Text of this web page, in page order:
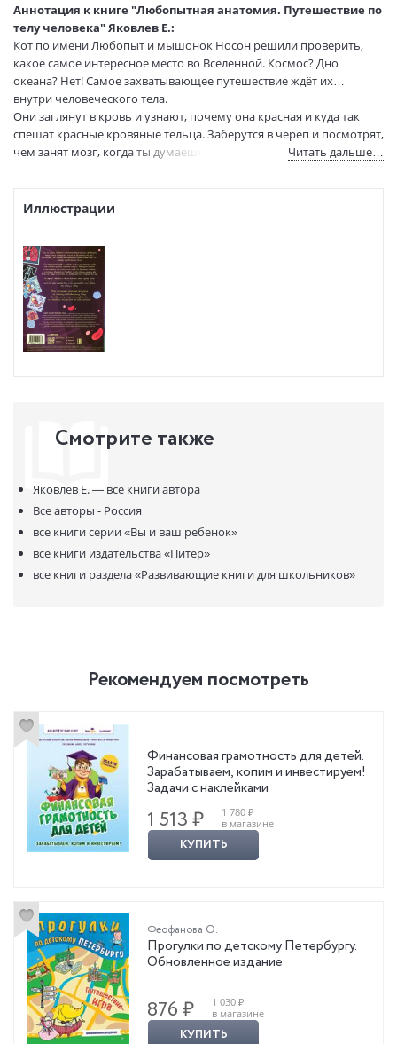
Тип обложки:
Мягкая обложка
Формат:
60х90 1/8
Размеры в мм
(ДхШхВ):
290x220x4
Вес:
140 гр.
Страниц:
48
Тираж:
4000 экз.
Код товара:
1258765
ISBN:
Аннотация к книге "Любопытная анатомия. Путешествие по
телу человека" Яковлев Е.:
Кот по имени Любопыт и мышонок Носон решили проверить,
какое самое интересное место во Вселенной. Космос? Дно
океана? Нет! Самое захватывающее путешествие ждёт их…
внутри человеческого тела.
Они заглянут в кровь и узнают, почему она красная и куда так
спешат красные кровяные тельца. Заберутся в череп и посмотрят,
чем занят мозг, когда ты думаешь, играешь и мечтаешь.
По дороге Любопыт и Носон выяснят, зачем нужны кости и
пасту.
Это смешная и полезная экскурсия по твоему собственному телу.
Читай, смотри картинки, удивляйся и становись экспертом по
себе самому!
Читать дальше…
Иллюстрации
Смотрите также
Яковлев Е. — все книги автора
Все авторы - Россия
все книги серии«Вы и ваш ребенок»
все книги издательства«Питер»
все книги раздела«Развивающие книги для школьников»
Рекомендуем посмотреть
Финансовая грамотность для детей.
Зарабатываем, копим и инвестируем!
Задачи с наклейками
1 513 ₽
1 780 ₽
в магазине
КУПИТЬ
Феофанова О.
Прогулки по детскому Петербургу.
Обновленное издание
876 ₽
1 030 ₽
в магазине
КУПИТЬ